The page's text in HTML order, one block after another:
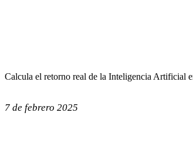
Calcula el retorno real de la Inteligencia Artificial
7 de febrero 2025